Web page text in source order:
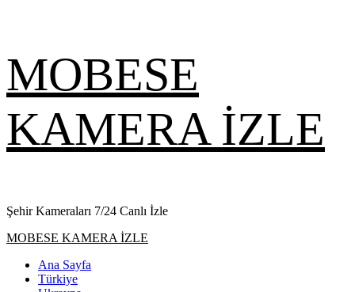
to
content
MOBESE
KAMERA İZLE
Şehir Kameraları 7/24 Canlı İzle
Primary
MOBESE KAMERA İZLE
Ana Sayfa
Türkiye